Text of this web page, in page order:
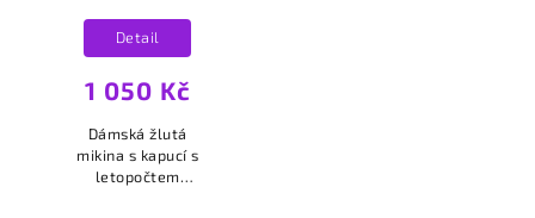
1 050 Kč
Detail
Dámská žlutá
mikina s kapucí s
letopočtem